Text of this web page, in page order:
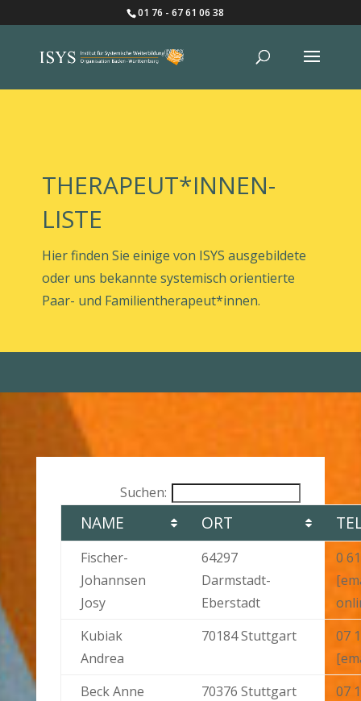
01 76 - 67 61 06 38
THERAPEUT*INNEN-
LISTE
Hier finden Sie einige von ISYS ausgebildete
oder uns bekannte systemisch orientierte
Paar- und Familientherapeut*innen.
Suchen:
NAME ORT
Fischer-
Johannsen
Josy
64297
Darmstadt-
Eberstadt
0
Kubiak
Andrea
70184 Stuttgart
07
Beck Anne
70376 Stuttgart
07